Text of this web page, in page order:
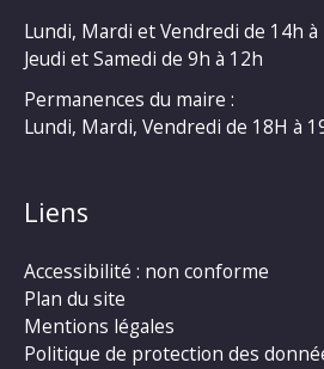
Lundi, Mardi et Vendredi de 14h à
Jeudi et Samedi de 9h à 12h
Permanences du maire :
Lundi, Mardi, Vendredi de 18H à
Liens
Accessibilité : non conforme
Plan du site
Mentions légales
Politique de protection des